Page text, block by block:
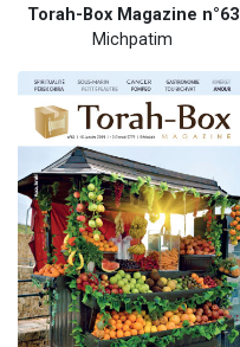
Torah-Box Magazine n°63
Michpatim